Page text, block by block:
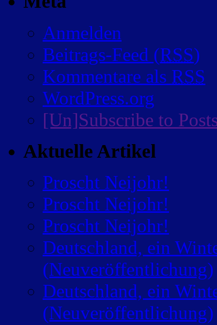
Anmelden
Beitrags-Feed (RSS)
Kommentare als RSS
WordPress.org
[Un]Subscribe to
Aktuelle Artikel
Proscht Neijohr!
Proscht Neijohr!
Proscht Neijohr!
Deutschland, ein
(Neuveröffentlichung)
Deutschland, ein
(Neuveröffentlichung)